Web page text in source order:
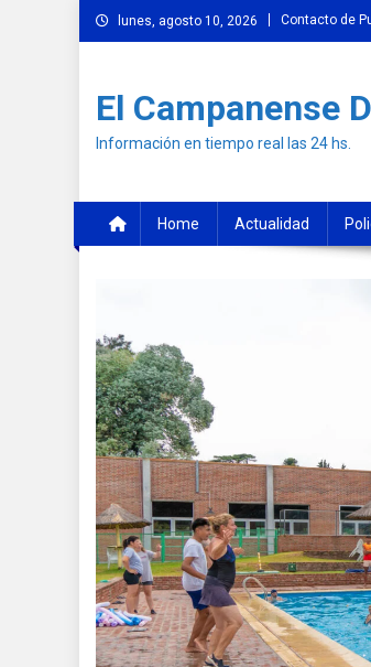
Skip
to
lunes, agosto 10, 2026 Contacto de
El Campanense
Información en tiempo real las 24 hs.
Home Actualidad